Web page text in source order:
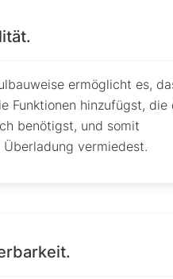
ermöglicht es,
Funktionen hinzufügst, die
benötigst, und somit
Überladung vermiedest.